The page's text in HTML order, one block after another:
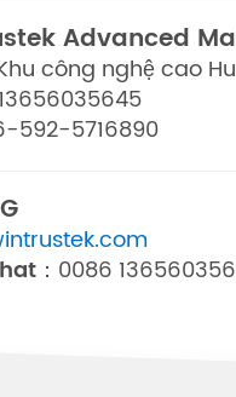
Advanced
công nghệ cao
592-5716890
： 0086